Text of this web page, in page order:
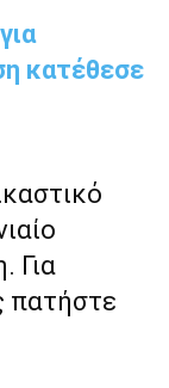
κατέθεσε
Για
πατήστε